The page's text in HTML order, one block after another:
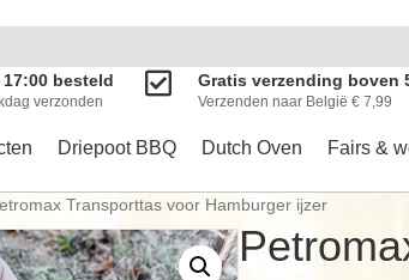
besteld
verzonden
Gratis verzending boven
Verzenden naar België € 7,99
Driepoot BBQ Dutch Oven Fairs &
Transporttas voor Hamburger ijzer